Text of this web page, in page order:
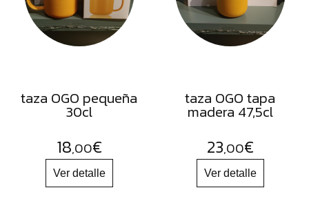
FRUTOS
SECOS
SAL
HARINAS
ACEITES
FLORES
PRODUCTOS
ACCESORIOS
taza OGO pequeña
30cl
18,00€
taza OGO tapa
madera 47,5cl
23,00€